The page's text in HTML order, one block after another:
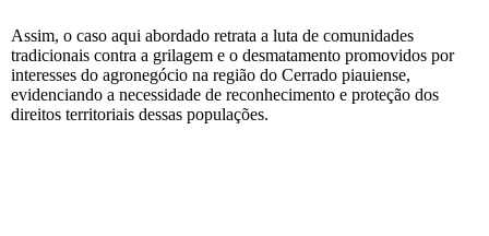
Assim, o caso aqui abordado retrata a luta de comunidades
tradicionais contra a grilagem e o desmatamento promovidos por
interesses do agronegócio na região do Cerrado piauiense,
evidenciando a necessidade de reconhecimento e proteção dos
direitos territoriais dessas populações.